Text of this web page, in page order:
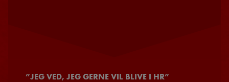
”JEG VED, JEG GERNE VIL BLIVE I HR”